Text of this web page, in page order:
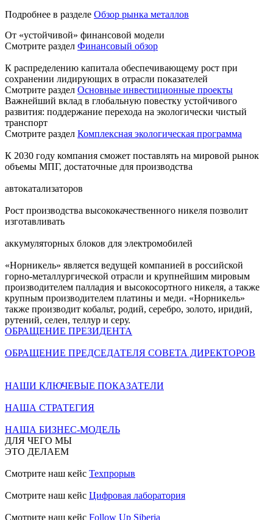
Подробнее в разделе Обзор рынка металлов
От «устойчивой» финансовой модели
Смотрите раздел Финансовый обзор
К распределению капитала обеспечивающему рост при
сохранении лидирующих в отрасли показателей
Смотрите раздел Основные инвестиционные проекты
Важнейший вклад в глобальную повестку устойчивого
развития: поддержание перехода на экологически чистый
транспорт
Смотрите раздел Комплексная экологическая программа
К 2030 году компания сможет поставлять на мировой рынок
объемы МПГ, достаточные для производства
автокатализаторов
Рост производства высококачественного никеля позволит
изготавливать
аккумуляторных блоков для электромобилей
«Норникель» является ведущей компанией в российской
горно-металлургической отрасли и крупнейшим мировым
производителем палладия и высокосортного никеля, а также
крупным производителем платины и меди. «Норникель»
также производит кобальт, родий, серебро, золото, иридий,
рутений, селен, теллур и серу.
ОБРАЩЕНИЕ ПРЕЗИДЕНТА
ОБРАЩЕНИЕ ПРЕДСЕДАТЕЛЯ СОВЕТА ДИРЕКТОРОВ
НАШИ КЛЮЧЕВЫЕ ПОКАЗАТЕЛИ
НАША СТРАТЕГИЯ
НАША БИЗНЕС-МОДЕЛЬ
ДЛЯ ЧЕГО МЫ
ЭТО ДЕЛАЕМ
Смотрите наш кейс Техпрорыв
Смотрите наш кейс Цифровая лаборатория
Смотрите наш кейс Follow Up Siberia